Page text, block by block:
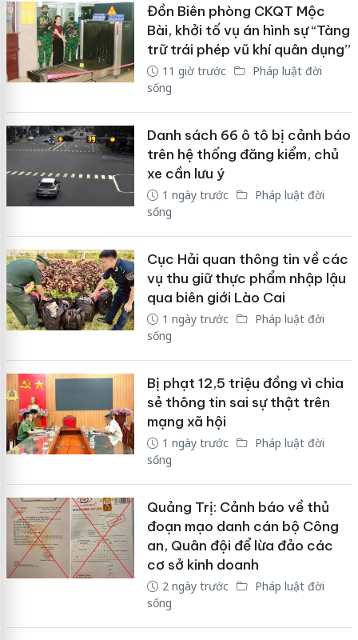
Đồn Biên phòng CKQT Mộc
Bài, khởi tố vụ án hình sự “Tàng
trữ trái phép vũ khí quân dụng”
11 giờ trước
Pháp luật đời
sống
Danh sách 66 ô tô bị cảnh báo
trên hệ thống đăng kiểm, chủ
xe cần lưu ý
1 ngày trước
Pháp luật đời
sống
Cục Hải quan thông tin về các
vụ thu giữ thực phẩm nhập lậu
qua biên giới Lào Cai
1 ngày trước
Pháp luật đời
sống
Bị phạt 12,5 triệu đồng vì chia
sẻ thông tin sai sự thật trên
mạng xã hội
1 ngày trước
Pháp luật đời
sống
Quảng Trị: Cảnh báo về thủ
đoạn mạo danh cán bộ Công
an, Quân đội để lừa đảo các
cơ sở kinh doanh
2 ngày trước
Pháp luật đời
sống